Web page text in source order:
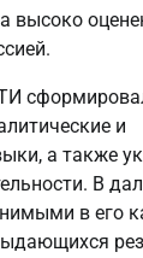
высоко
и
а также
В
в его